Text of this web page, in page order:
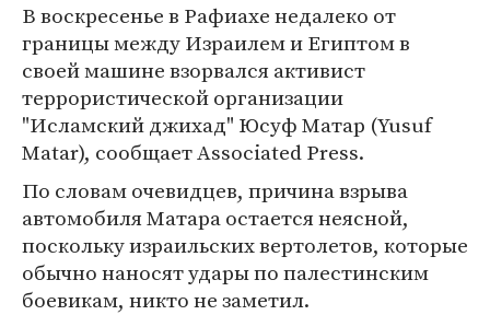
В воскресенье в Рафиахе недалеко от
границы между Израилем и Египтом в
своей машине взорвался активист
террористической организации
"Исламский джихад" Юсуф Матар (Yusuf
Matar), сообщает Associated Press.
По словам очевидцев, причина взрыва
автомобиля Матара остается неясной,
поскольку израильских вертолетов, которые
обычно наносят удары по палестинским
боевикам, никто не заметил.